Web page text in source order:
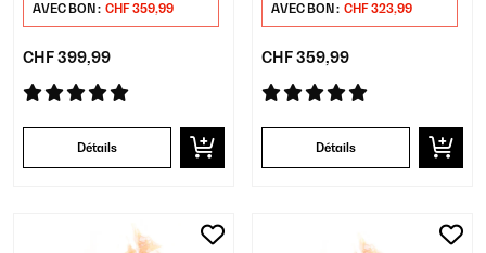
AVEC BON : CHF 359,99
CHF 399,99
Détails
AVEC BON : CHF 323,99
CHF 359,99
Détails